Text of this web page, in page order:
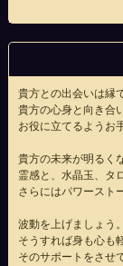
貴方との出会いは縁
貴方の心身と向き合
お役に立てるようお
貴方の未来が明るく
霊感と、水晶玉、タ
さらにはパワースト
波動を上げましょう。
そうすれば身も心も
そのサポートをさせ